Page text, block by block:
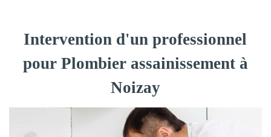
Intervention d'un professionnel
pour Plombier assainissement à
Noizay